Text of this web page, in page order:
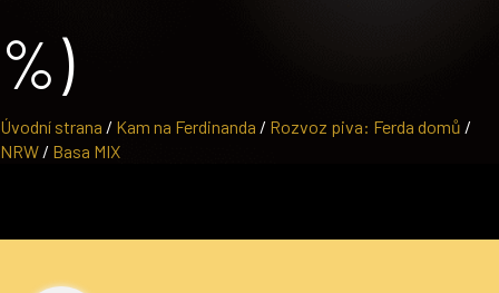
Úvodní strana / Kam na Ferdinanda / Rozvoz piva: Ferda domů /
NRW / Basa MIX
%)